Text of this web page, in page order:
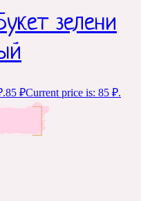
зелени
85 ₽Current price is: 85 ₽.